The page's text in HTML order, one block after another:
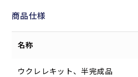
商品仕様
名称
ウクレレキット、半完成品